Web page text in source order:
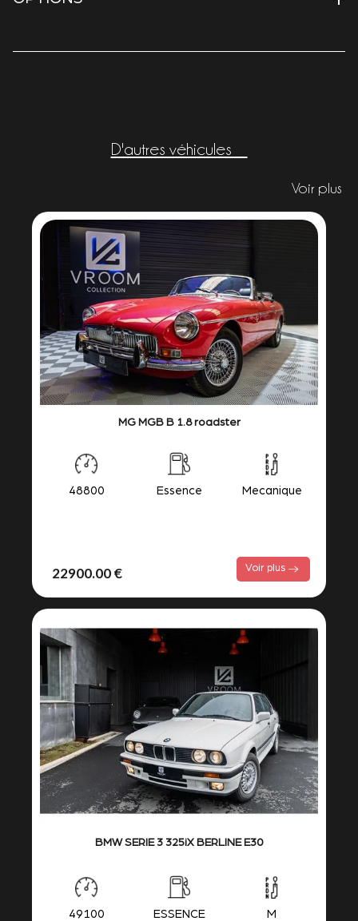
D'autres véhicules
Voir plus
MG MGB B 1.8 roadster
48800 Essence Mecanique
22900.00 € Voir plus
BMW SERIE 3 325iX BERLINE E30
49100 ESSENCE M